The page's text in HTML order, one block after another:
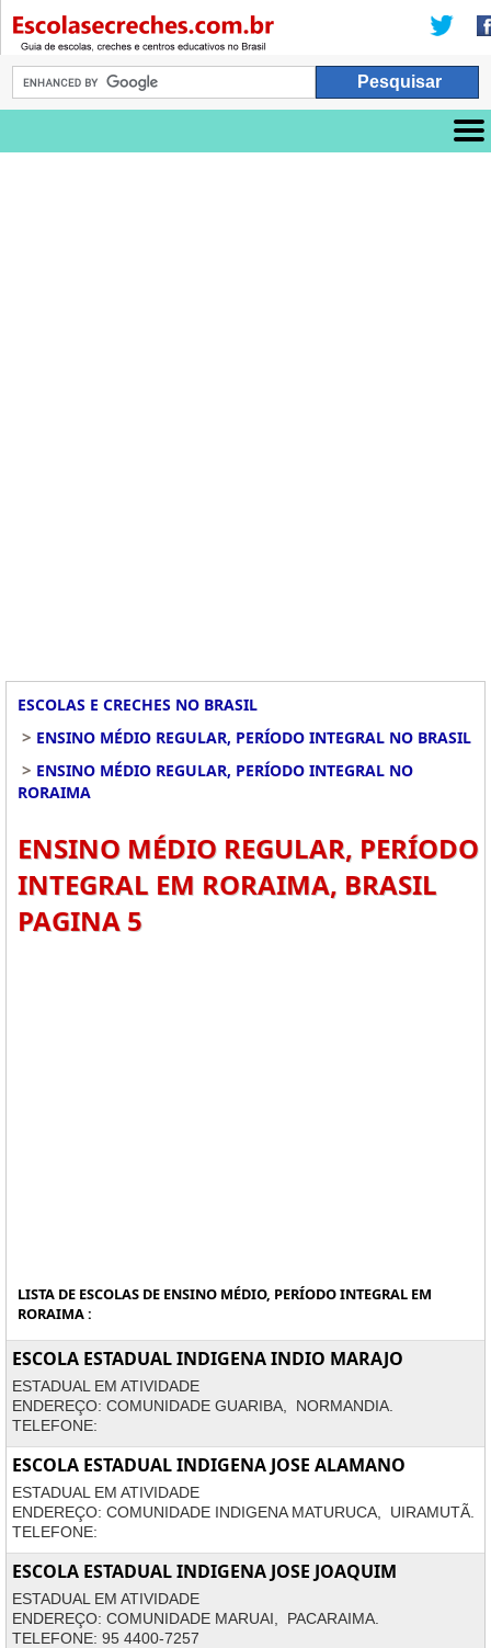
ESCOLAS E CRECHES NO BRASIL
> ENSINO MÉDIO REGULAR, PERÍODO INTEGRAL NO BRASIL
> ENSINO MÉDIO REGULAR, PERÍODO INTEGRAL NO
RORAIMA
ENSINO MÉDIO REGULAR, PERÍODO
INTEGRAL EM RORAIMA, BRASIL
PAGINA 5
LISTA DE ESCOLAS DE ENSINO MÉDIO, PERÍODO INTEGRAL EM
RORAIMA :
ESCOLA ESTADUAL INDIGENA INDIO MARAJO
ESTADUAL EM ATIVIDADE
ENDEREÇO: COMUNIDADE GUARIBA, NORMANDIA.
TELEFONE:
ESCOLA ESTADUAL INDIGENA JOSE ALAMANO
ESTADUAL EM ATIVIDADE
ENDEREÇO: COMUNIDADE INDIGENA MATURUCA, UIRAMUTÃ.
TELEFONE:
ESCOLA ESTADUAL INDIGENA JOSE JOAQUIM
ESTADUAL EM ATIVIDADE
ENDEREÇO: COMUNIDADE MARUAI, PACARAIMA.
TELEFONE: 95 4400-7257